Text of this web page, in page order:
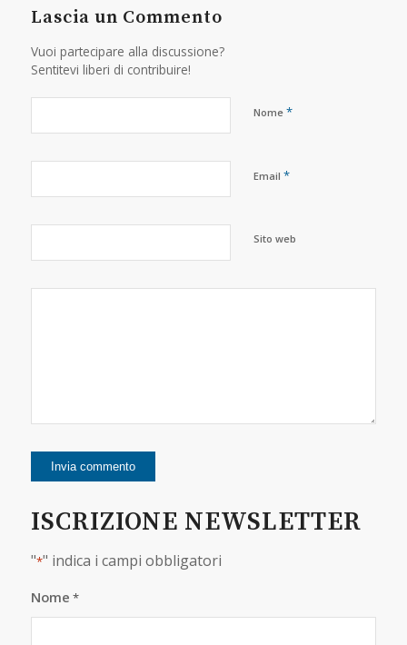
Lascia un Commento
Vuoi partecipare alla discussione?
Sentitevi liberi di contribuire!
Nome *
Email *
Sito web
ISCRIZIONE NEWSLETTER
"*" indica i campi obbligatori
Nome *